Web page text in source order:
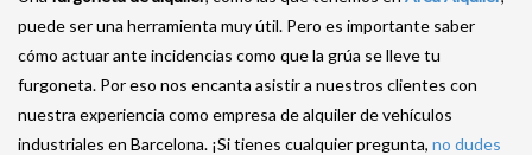
puede ser una herramienta muy útil. Pero es importante saber
cómo actuar ante incidencias como que la grúa se lleve tu
furgoneta. Por eso nos encanta asistir a nuestros clientes con
nuestra experiencia como empresa de alquiler de vehículos
industriales en Barcelona. ¡Si tienes cualquier pregunta, no dudes